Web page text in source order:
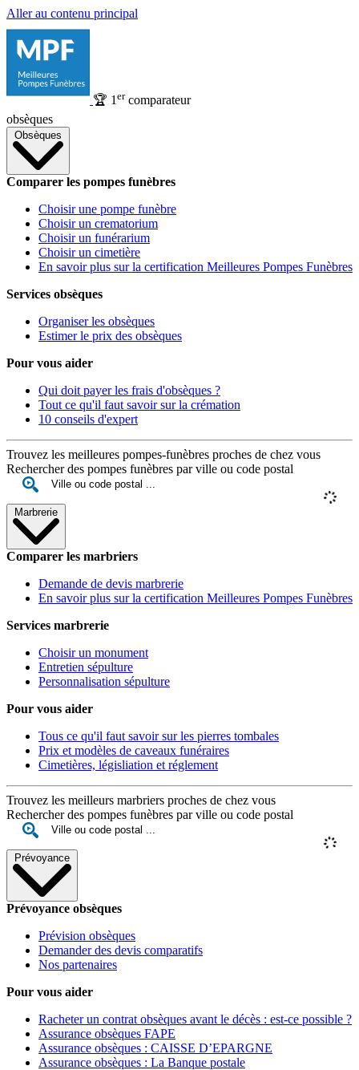
Aller au contenu principal
🏆 1 ercomparateur
obsèques
Obsèques
Comparer les pompes funèbres
Choisir une pompe funèbre
Choisir un crematorium
Choisir un funérarium
Choisir un cimetière
En savoir plus sur la certification Meilleures Pompes Funèbres
Services obsèques
Organiser les obsèques
Estimer le prix des obsèques
Pour vous aider
Qui doit payer les frais d'obsèques ?
Tout ce qu'il faut savoir sur la crémation
10 conseils d'expert
Trouvez les meilleures pompes-funèbres proches de chez vous
Rechercher des pompes funèbres par ville ou code postal
Marbrerie
Comparer les marbriers
Demande de devis marbrerie
En savoir plus sur la certification Meilleures Pompes Funèbres
Services marbrerie
Choisir un monument
Entretien sépulture
Personnalisation sépulture
Pour vous aider
Tous ce qu'il faut savoir sur les pierres tombales
Prix et modèles de caveaux funéraires
Cimetières, législiation et réglement
Trouvez les meilleurs marbriers proches de chez vous
Rechercher des pompes funèbres par ville ou code postal
Prévoyance
Prévoyance obsèques
Prévision obsèques
Demander des devis comparatifs
Nos partenaires
Pour vous aider
Racheter un contrat obsèques avant le décès : est-ce possible ?
Assurance obsèques FAPE
Assurance obsèques : CAISSE D’EPARGNE
Assurance obsèques : La Banque postale